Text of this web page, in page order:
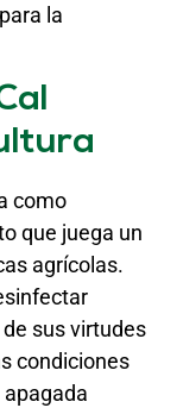
la
como
que juega un
agrícolas.
sus virtudes
condiciones